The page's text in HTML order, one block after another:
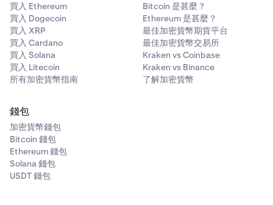
買入 Ethereum
買入 Dogecoin
買入 XRP
買入 Cardano
買入 Solana
買入 Litecoin
所有加密貨幣指南
Bitcoin 是甚麼？
Ethereum 是甚麼？
最佳加密貨幣期貨平台
最佳加密貨幣交易所
Kraken vs Coinbase
Kraken vs Binance
了解加密貨幣
錢包
加密貨幣錢包
Bitcoin 錢包
Ethereum 錢包
Solana 錢包
USDT 錢包